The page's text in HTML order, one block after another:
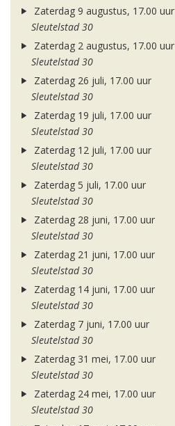
Zaterdag 9 augustus, 17.00 uur
Sleutelstad 30
Zaterdag 2 augustus, 17.00 uur
Sleutelstad 30
Zaterdag 26 juli, 17.00 uur
Sleutelstad 30
Zaterdag 19 juli, 17.00 uur
Sleutelstad 30
Zaterdag 12 juli, 17.00 uur
Sleutelstad 30
Zaterdag 5 juli, 17.00 uur
Sleutelstad 30
Zaterdag 28 juni, 17.00 uur
Sleutelstad 30
Zaterdag 21 juni, 17.00 uur
Sleutelstad 30
Zaterdag 14 juni, 17.00 uur
Sleutelstad 30
Zaterdag 7 juni, 17.00 uur
Sleutelstad 30
Zaterdag 31 mei, 17.00 uur
Sleutelstad 30
Zaterdag 24 mei, 17.00 uur
Sleutelstad 30